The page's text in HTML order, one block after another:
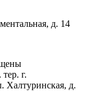
д. 14
г.
Халтуринская, д.